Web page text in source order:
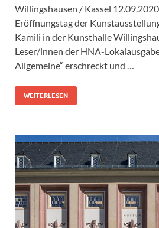
Willingshausen / Kassel
Eröffnungstag der
Kamili in der Kunsthalle
Leser/innen der HNA-
Allgemeine“ erschreckt und …
WEITERLESEN